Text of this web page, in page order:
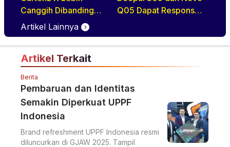
Canggih Dibanding
Rivalnya Berkat Hal Ini
Q05 Dapat Respons
Artikel Lainnya
Artikel Terkait
Berita
Pembaruan dan Identitas
Semakin Diperkuat UPPF
Indonesia
Brand refreshment UPPF Indonesia resmi
diluncurkan di GJAW 2025. Tampil